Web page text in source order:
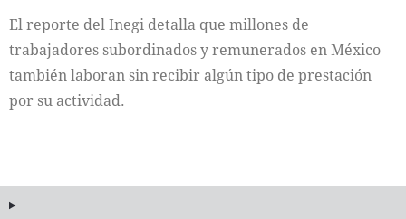
El reporte del Inegi detalla que millones de
trabajadores subordinados y remunerados en México
también laboran sin recibir algún tipo de prestación
por su actividad.